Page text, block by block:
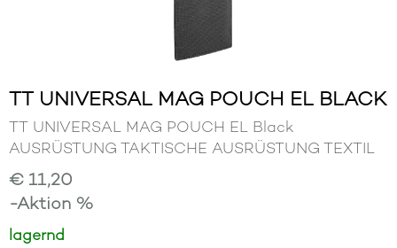
TT UNIVERSAL MAG POUCH EL BLACK
TT UNIVERSAL MAG POUCH EL Black
AUSRÜSTUNG TAKTISCHE AUSRÜSTUNG TEXTIL
€ 11,20
-Aktion %
lagernd